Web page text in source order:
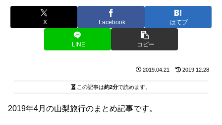
X Facebook はてブ
LINE コピー
2019.04.21 2019.12.28
この記事は約2分で読めます。
2019年4月の山梨旅行のまとめ記事です。